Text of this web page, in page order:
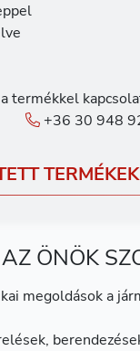
termékkel
+36 30 948
TERMÉKEK
ÖNÖK
megoldások a